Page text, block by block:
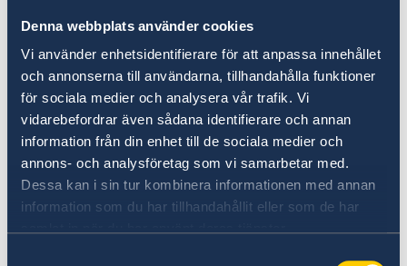
Denna webbplats använder cookies
Vi använder enhetsidentifierare för att anpassa innehållet
och annonserna till användarna, tillhandahålla funktioner
för sociala medier och analysera vår trafik. Vi
vidarebefordrar även sådana identifierare och annan
information från din enhet till de sociala medier och
annons- och analysföretag som vi samarbetar med.
Dessa kan i sin tur kombinera informationen med annan
information som du har tillhandahållit eller som de har
Valmyndigheten
Sturegatan 2-4
SE – 172 31 Sundbyberg
Sverige, Sweden, Suède
Du hittar mer information om brevröstning på
Valmyndighetens hemsida